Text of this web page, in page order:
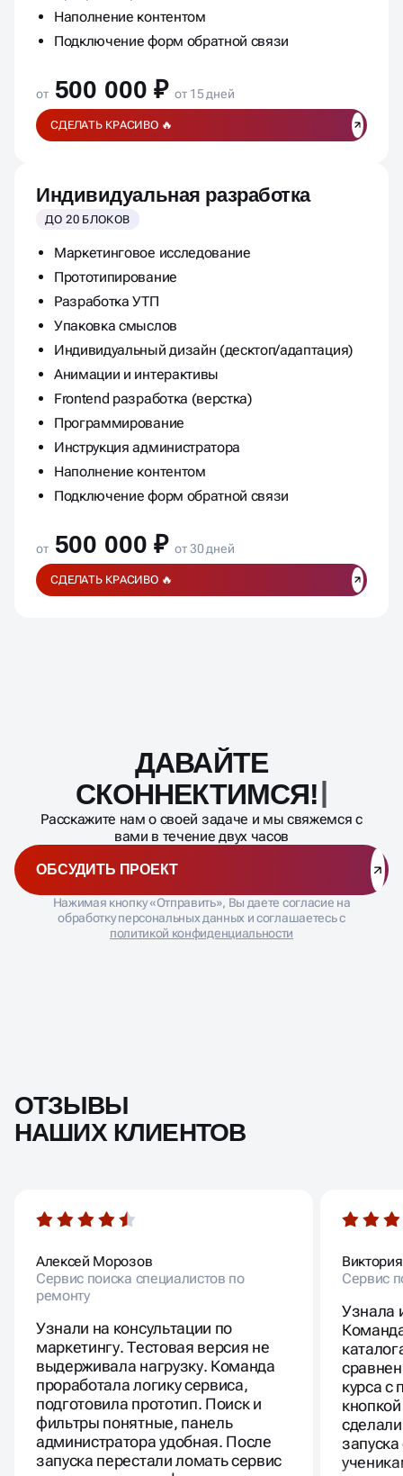
Наполнение контентом
Подключение форм обратной связи
от 500 000 ₽ от 15 дней
СДЕЛАТЬ КРАСИВО 🔥
Индивидуальная разработка
ДО 20 БЛОКОВ
Маркетинговое исследование
Прототипирование
Разработка УТП
Упаковка смыслов
Индивидуальный дизайн (десктоп/адаптация)
Анимации и интерактивы
Frontend разработка (верстка)
Программирование
Инструкция администратора
Наполнение контентом
Подключение форм обратной связи
от 500 000 ₽ от 30 дней
СДЕЛАТЬ КРАСИВО 🔥
Масштабирование
процесса
ДАВАЙТЕ
С
Расскажите нам о своей задаче и мы свяжемся с
вами в течение двух часов
ОБСУДИТЬ ПРОЕКТ
Нажимая кнопку «Отправить», Вы даете согласие на
обработку персональных данных и соглашаетесь с
политикой конфиденциальности
ОТЗЫВЫ
НАШИХ КЛИЕНТОВ
Алексей Морозов
Сервис поиска специалистов по
ремонту
Узнали на консультации по
маркетингу. Тестовая версия не
выдерживала нагрузку. Команда
проработала логику сервиса,
подготовила прототип. Поиск и
фильтры понятные, панель
администратора удобная. После
запуска перестали ломать сервис
Сервис
Узнала
курса